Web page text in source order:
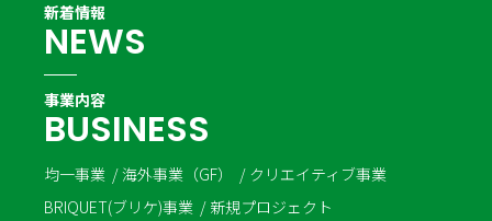
新着情報
NEWS
事業内容
BUSINESS
均一事業 海外事業（GF）
クリエイティブ事業
BRIQUET(ブリケ)事業
新規プロジェクト